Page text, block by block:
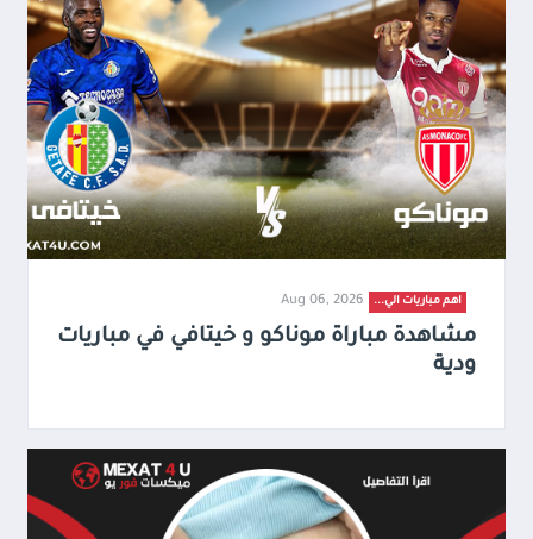
اهم مباريات الي... Aug 06, 2026
مشاهدة مباراة موناكو و خيتافي في مباريات
ودية